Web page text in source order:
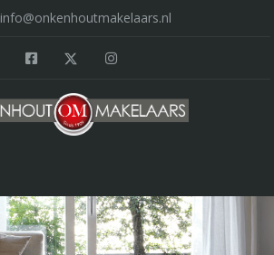
info@onkenhoutmakelaars.nl